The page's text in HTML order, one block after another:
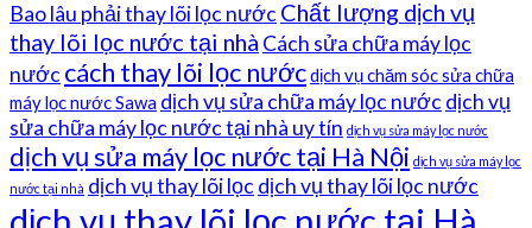
Bao lâu phải thay lõi lọc nước Chất lượng dịch vụ
thay lõi lọc nước tại nhà Cách sửa chữa máy lọc
nước cách thay lõi lọc nướcdịch vụ chăm sóc sửa chữa
máy lọc nước Sawa dịch vụ sửa chữa máy lọc nước dịch vụ
sửa chữa máy lọc nước tại nhà uy tín dịch vụ sửa máy lọc nước
dịch vụ sửa máy lọc nước tại Hà Nội dịch vụ sửa máy lọc
nước tại nhà dịch vụ thay lõi lọc dịch vụ thay lõi lọc nước